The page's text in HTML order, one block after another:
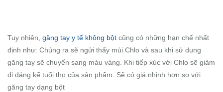
Tuy nhiên, găng tay y tế không bột cũng có những hạn chế nhất
định như: Chúng ra sẽ ngửi thấy mùi Chlo và sau khi sử dụng
găng tay sẽ chuyển sang màu vàng. Khi tiếp xúc với Chlo sẽ giảm
đi đáng kể tuổi thọ của sản phẩm. Sẽ có giá nhỉnh hơn so với
găng tay dạng bột